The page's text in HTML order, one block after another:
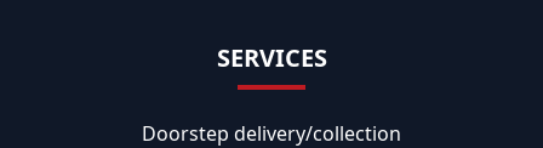
SERVICES
Doorstep delivery/collection